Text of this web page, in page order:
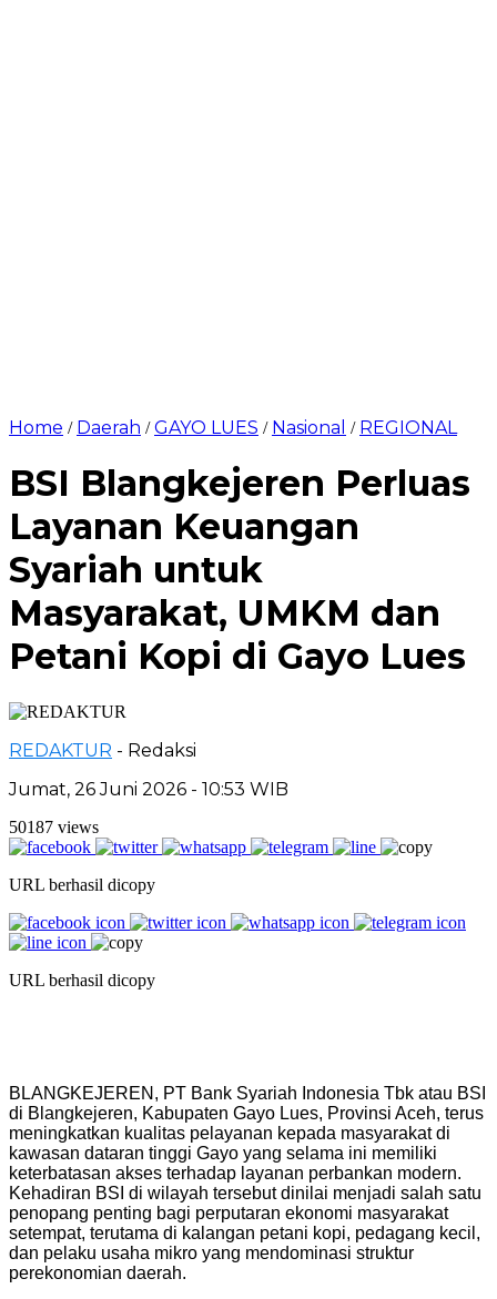
Home / Daerah /GAYO LUES / Nasional / REGIONAL
BSI Blangkejeren Perluas
Layanan Keuangan
Syariah untuk
Masyarakat, UMKM dan
Petani Kopi di Gayo Lues
REDAKTUR - Redaksi
Jumat, 26 Juni 2026 - 10:53 WIB
50187 views
URL berhasil dicopy
URL berhasil dicopy
BLANGKEJEREN, PT Bank Syariah Indonesia Tbk atau BSI
di Blangkejeren, Kabupaten Gayo Lues, Provinsi Aceh, terus
meningkatkan kualitas pelayanan kepada masyarakat di
kawasan dataran tinggi Gayo yang selama ini memiliki
keterbatasan akses terhadap layanan perbankan modern.
Kehadiran BSI di wilayah tersebut dinilai menjadi salah satu
penopang penting bagi perputaran ekonomi masyarakat
setempat, terutama di kalangan petani kopi, pedagang kecil,
dan pelaku usaha mikro yang mendominasi struktur
perekonomian daerah.